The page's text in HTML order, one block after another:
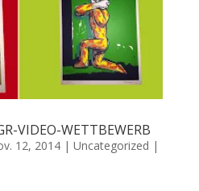
VIDEO-WETTBEWERB
12, 2014| Uncategorized |